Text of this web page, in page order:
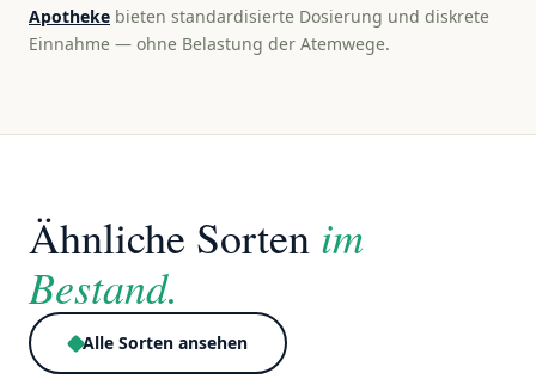
Apotheke bieten standardisierte Dosierung und diskrete
Einnahme — ohne Belastung der Atemwege.
Ähnliche Sorten im
Bestand.
Alle Sorten ansehen